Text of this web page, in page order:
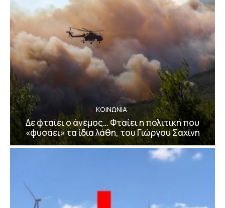
ΚΟΙΝΩΝΙΑ
Δε φταίει ο άνεμος… Φταίει η πολιτική που
«φυσάει» τα ίδια λάθη, του Γιώργου Σαχίνη